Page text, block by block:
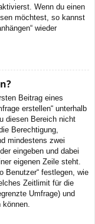
Wenn du einen
möchtest, so kannst
wieder
Beitrag eines
erstellen“ unterhalb
diesen Bereich nicht
Berechtigung,
mindestens zwei
eingeben und dabei
eigenen Zeile steht.
Benutzer“ festlegen, wie
Zeitlimit für die
Umfrage) und
können.